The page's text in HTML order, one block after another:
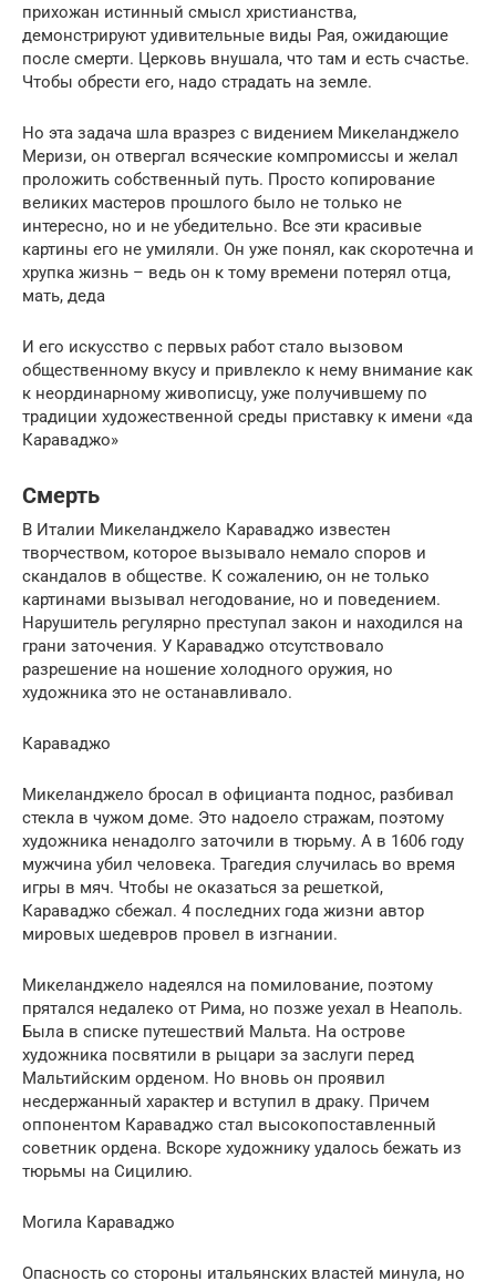
прихожан истинный смысл христианства,
демонстрируют удивительные виды Рая, ожидающие
после смерти. Церковь внушала, что там и есть счастье.
Чтобы обрести его, надо страдать на земле.
Но эта задача шла вразрез с видением Микеланджело
Меризи, он отвергал всяческие компромиссы и желал
проложить собственный путь. Просто копирование
великих мастеров прошлого было не только не
интересно, но и не убедительно. Все эти красивые
картины его не умиляли. Он уже понял, как скоротечна и
хрупка жизнь – ведь он к тому времени потерял отца,
мать, деда
И его искусство с первых работ стало вызовом
общественному вкусу и привлекло к нему внимание как
к неординарному живописцу, уже получившему по
традиции художественной среды приставку к имени «да
Караваджо»
Смерть
В Италии Микеланджело Караваджо известен
творчеством, которое вызывало немало споров и
скандалов в обществе. К сожалению, он не только
картинами вызывал негодование, но и поведением.
Нарушитель регулярно преступал закон и находился на
грани заточения. У Караваджо отсутствовало
разрешение на ношение холодного оружия, но
художника это не останавливало.
Караваджо
Микеланджело бросал в официанта поднос, разбивал
стекла в чужом доме. Это надоело стражам, поэтому
художника ненадолго заточили в тюрьму. А в 1606 году
мужчина убил человека. Трагедия случилась во время
игры в мяч. Чтобы не оказаться за решеткой,
Караваджо сбежал. 4 последних года жизни автор
мировых шедевров провел в изгнании.
Микеланджело надеялся на помилование, поэтому
прятался недалеко от Рима, но позже уехал в Неаполь.
Была в списке путешествий Мальта. На острове
художника посвятили в рыцари за заслуги перед
Мальтийским орденом. Но вновь он проявил
несдержанный характер и вступил в драку. Причем
оппонентом Караваджо стал высокопоставленный
советник ордена. Вскоре художнику удалось бежать из
тюрьмы на Сицилию.
Могила Караваджо
Опасность со стороны итальянских властей минула, но